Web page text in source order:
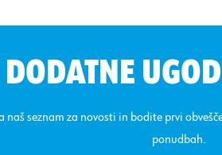
naš seznam za novosti in bodite prvi
ponudbah.